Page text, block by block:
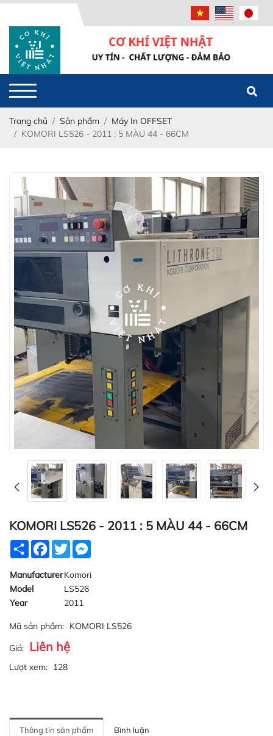
Powered
by
Translate
Trang chủ Sản phẩm
Máy In OFFSET
KOMORI LS526 - 2011 : 5 MÀU 44 - 66CM
KOMORI LS526 - 2011 : 5 MÀU 44 - 66CM
Share Facebook
Twitter
ManufacturerKomori
Model
LS526
Year
2011
Mã sản phẩm: KOMORI LS526
Giá: Liên hệ
Lượt xem: 128
Thông tin sản phẩm Bình luận